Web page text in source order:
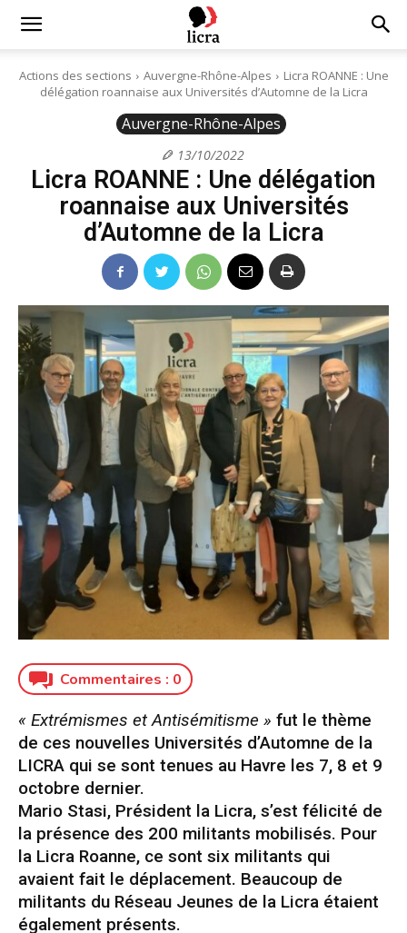
Licra
Antiraciste
1927
Actions des sections Auvergne-Rhône-Alpes
Licra ROANNE : Une
délégation roannaise aux Universités d’Automne de la Licra
Auvergne-Rhône-Alpes
13/10/2022
Licra ROANNE : Une délégation
roannaise aux Universités
d’Automne de la Licra
Commentaires : 0
« Extrémismes et Antisémitisme » fut le thème
de ces nouvelles Universités d’Automne de la
LICRA qui se sont tenues au Havre les 7, 8 et 9
octobre dernier.
Mario Stasi, Président la Licra, s’est félicité de
la présence des 200 militants mobilisés. Pour
la Licra Roanne, ce sont six militants qui
avaient fait le déplacement. Beaucoup de
militants du Réseau Jeunes de la Licra étaient
également présents.